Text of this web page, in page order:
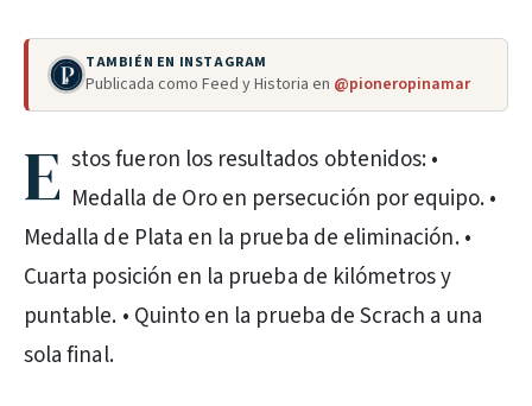
TAMBIÉN EN INSTAGRAM
Publicada como Feed y Historia en @pioneropinamar
E stos fueron los resultados obtenidos: •
Medalla de Oro en persecución por equipo. •
Medalla de Plata en la prueba de eliminación. •
Cuarta posición en la prueba de kilómetros y
puntable. • Quinto en la prueba de Scrach a una
sola final.